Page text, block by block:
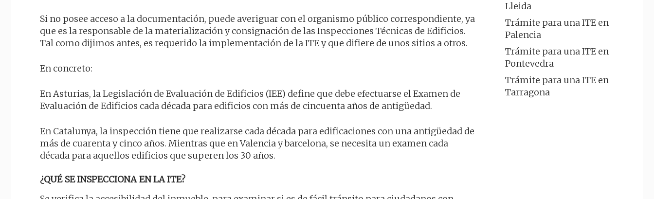
Si no posee acceso a la documentación, puede averiguar con el organismo público correspondiente, ya
que es la responsable de la materialización y consignación de las Inspecciones Técnicas de Edificios.
Tal como dijimos antes, es requerido la implementación de la ITE y que difiere de unos sitios a otros.
En concreto:
En Asturias, la Legislación de Evaluación de Edificios (IEE) define que debe efectuarse el Examen de
Evaluación de Edificios cada década para edificios con más de cincuenta años de antigüedad.
En Catalunya, la inspección tiene que realizarse cada década para edificaciones con una antigüedad de
más de cuarenta y cinco años. Mientras que en Valencia y barcelona, se necesita un examen cada
década para aquellos edificios que superen los 30 años.
¿QUÉ SE INSPECCIONA EN LA ITE?
Lleida
Trámite para una ITE en
Palencia
Trámite para una ITE en
Pontevedra
Trámite para una ITE en
Tarragona